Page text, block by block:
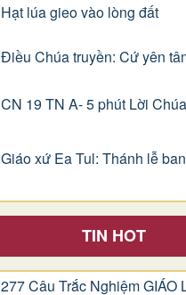
Hạt lúa gieo vào lòng đất
Điều Chúa truyền: Cứ yên
CN 19 TN A- 5 phút Lời
Giáo xứ Ea Tul: Thánh lễ
TIN HOT
277 Câu Trắc Nghiệm GIÁO